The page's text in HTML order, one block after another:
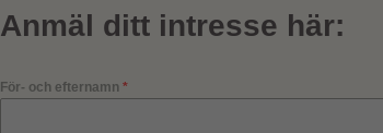
Anmäl ditt intresse här:
För- och efternamn *